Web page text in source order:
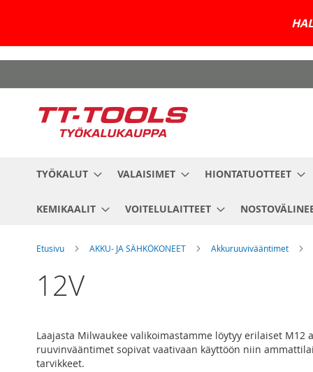
to
TYÖKALUT VALAISIMET HIONTATUOTTEET
KEMIKAALIT VOITELULAITTEET
Etusivu AKKU- JA SÄHKÖKONEET Akkuruuvivääntimet
12V
Laajasta Milwaukee valikoimastamme löytyy erilaiset
ruuvinvääntimet sopivat vaativaan käyttöön niin
tarvikkeet.